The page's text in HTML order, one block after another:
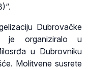
Dubrovačke
je organiziralo u
u Dubrovniku
Molitvene susrete